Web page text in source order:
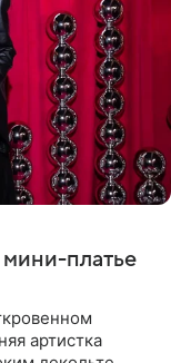
мини-платье
артистка